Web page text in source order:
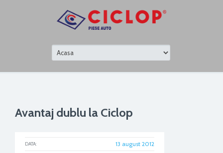
Avantaj dublu la Ciclop
DATA: 13 august 2012